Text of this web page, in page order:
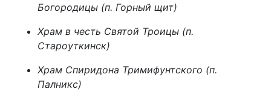
Богородицы (п. Горный щит)
Храм в честь Святой Троицы (п.
Староуткинск)
Храм Спиридона Тримифунтского (п.
Палникс)